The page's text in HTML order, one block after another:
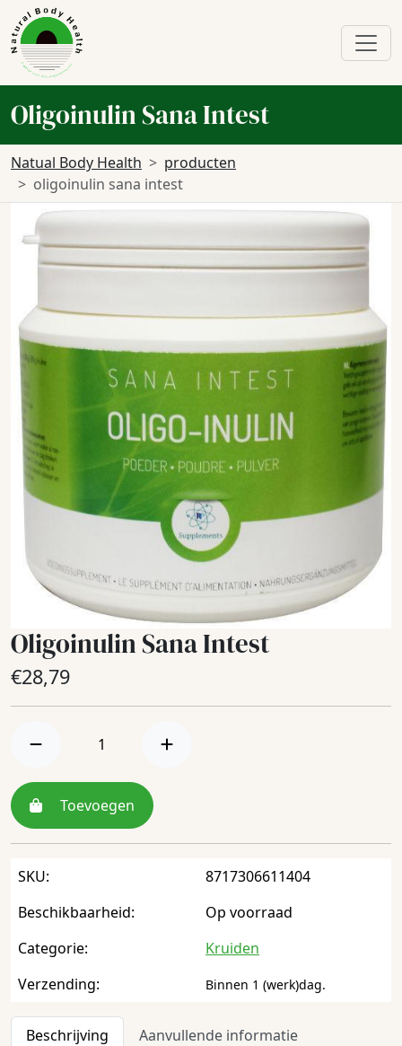
Oligoinulin Sana Intest
Natual Body Health
producten
oligoinulin sana intest
Oligoinulin Sana Intest
€28,79
Toevoegen
SKU:
8717306611404
Beschikbaarheid:
Op voorraad
Categorie:
Kruiden
Verzending:
Binnen 1 (werk)dag.
Beschrijving Aanvullende informatie